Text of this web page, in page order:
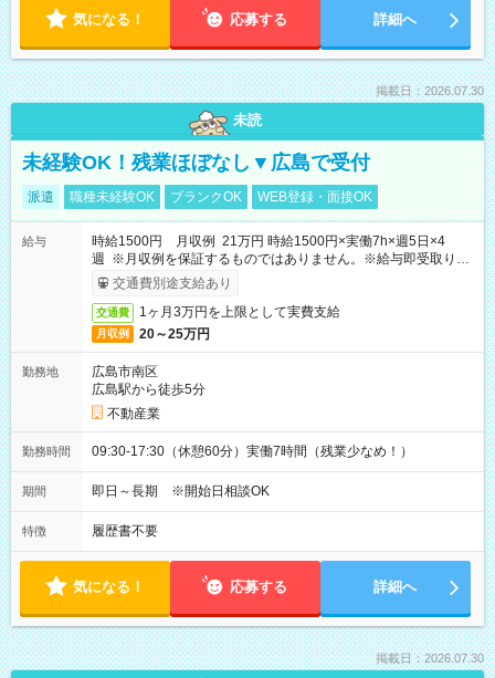
気になる！ 応募する 詳細へ
掲載日：2026.07.30
未読
未経験OK！残業ほぼなし▼広島で受付
派遣 職種未経験OK ブランクOK WEB登録・面接OK
給与
時給1500円 月収例 21万円 時給1500円×実働7h×週5日×4
週 ※月収例を保証するものではありません。※給与即受取りサ
ービス利用可（利用条件有）
交通費別途支給あり
交通費 1ヶ月3万円を上限として実費支給
月収例 20～25万円
勤務地
広島市南区
広島駅から徒歩5分
不動産業
勤務時間 09:30-17:30（休憩60分）実働7時間（残業少なめ！）
期間 即日～長期 ※開始日相談OK
特徴 履歴書不要
気になる！ 応募する 詳細へ
掲載日：2026.07.30